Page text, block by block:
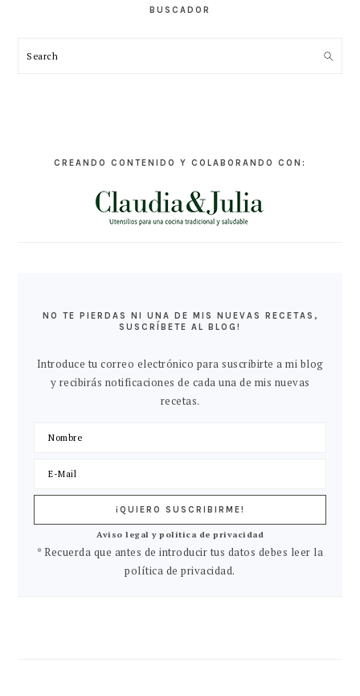
BUSCADOR
Search
CREANDO CONTENIDO Y COLABORANDO CON:
NO TE PIERDAS NI UNA DE MIS NUEVAS RECETAS,
SUSCRÍBETE AL BLOG!
Introduce tu correo electrónico para suscribirte a mi blog
y recibirás notificaciones de cada una de mis nuevas
recetas.
Aviso legal y política de privacidad
* Recuerda que antes de introducir tus datos debes leer la
política de privacidad.